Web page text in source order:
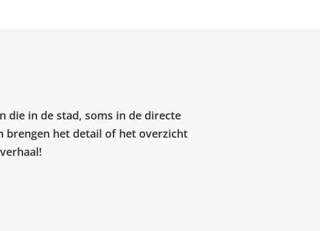
die in de stad, soms in de directe
brengen het detail of het overzicht